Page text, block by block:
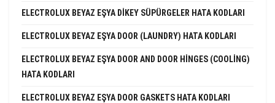
ELECTROLUX BEYAZ EŞYA DIKEY SÜPÜRGELER HATA KODLARI
ELECTROLUX BEYAZ EŞYA DOOR (LAUNDRY) HATA KODLARI
ELECTROLUX BEYAZ EŞYA DOOR AND DOOR HINGES (COOLING)
HATA KODLARI
ELECTROLUX BEYAZ EŞYA DOOR GASKETS HATA KODLARI